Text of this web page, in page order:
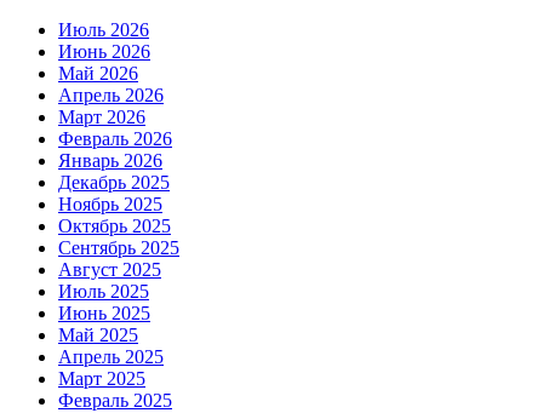
Июль 2026
Июнь 2026
Май 2026
Апрель 2026
Март 2026
Февраль 2026
Январь 2026
Декабрь 2025
Ноябрь 2025
Октябрь 2025
Сентябрь 2025
Август 2025
Июль 2025
Июнь 2025
Май 2025
Апрель 2025
Март 2025
Февраль 2025